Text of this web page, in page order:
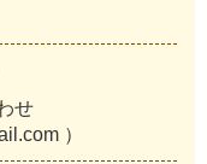
せ
）